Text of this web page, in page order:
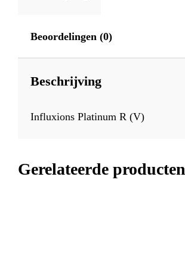
Beoordelingen (0)
Beschrijving
Influxions Platinum R (V)
Gerelateerde producten